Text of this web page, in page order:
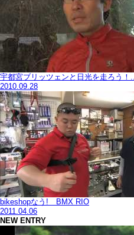
宇都宮ブリッツェンと日光を走ろう！...
2010.09.28
bikeshopなう! BMX RIO
2011.04.06
NEW ENTRY